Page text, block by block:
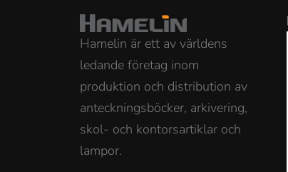
Hamelin är ett av världens
ledande företag inom
produktion och distribution av
anteckningsböcker, arkivering,
skol- och kontorsartiklar och
lampor.